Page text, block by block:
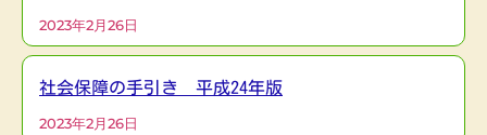
2023年2月26日
社会保障の手引き 平成24年版
2023年2月26日